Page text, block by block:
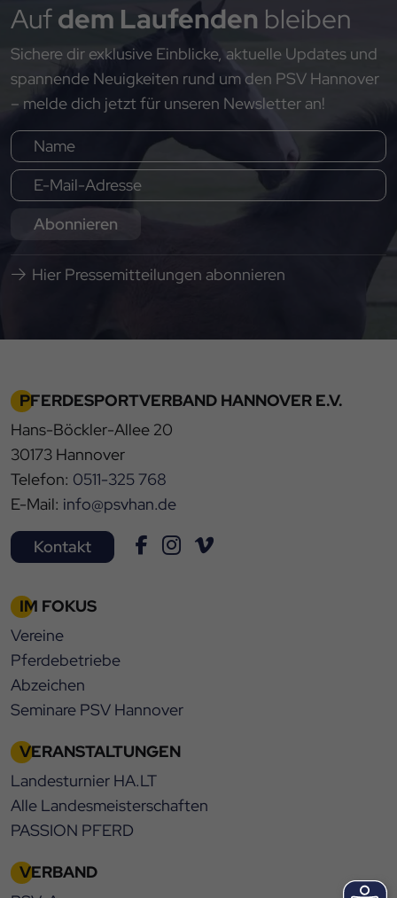
Aufdem Laufenden bleiben
Sichere dir exklusive Einblicke, aktuelle Updates und
spannende Neuigkeiten rund um den PSV Hannover
– melde dich jetzt für unseren Newsletter an!
Abonnieren
Hier Pressemitteilungen abonnieren
PFERDESPORTVERBAND HANNOVER E.V.
Hans-Böckler-Allee 20
30173 Hannover
Telefon: 0511-325 768
E-Mail: info@psvhan.de
Kontakt
IM FOKUS
Vereine
Pferdebetriebe
Abzeichen
Seminare PSV Hannover
VERANSTALTUNGEN
Landesturnier HA.LT
Alle Landesmeisterschaften
PASSION PFERD
VERBAND